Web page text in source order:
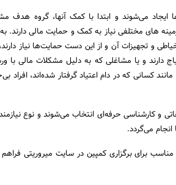
ایجاد می‌شوند و ابتدا با کمک آنها، گروه
های مختلفی نیاز به کمک و حمایت مالی دارند.
و تجهیزات آن و از این دست حمایت‌ها نیاز
دارند و یا مشاغلی که به دلیل مشکلات مالی با
کسانی که در دام اعتیاد گرفتار شده‌اند، افراد
و کارشناسی حرفه‌ای انتخاب می‌شوند و نوع
انجام می‌گردد.
برای برگزاری کمپین در سایت میروریتی